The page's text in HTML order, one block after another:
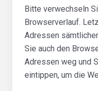
Bitte verwechseln
Browserverlauf.
Adressen
Sie auch den
Adressen weg und
eintippen, um die